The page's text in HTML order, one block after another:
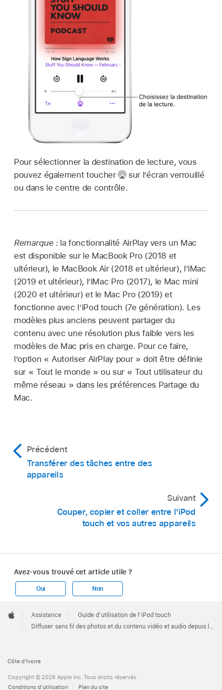
Pour sélectionner la destination de lecture, vous
pouvez également toucher
sur l’écran verrouillé
ou dans le centre de contrôle.
Remarque : la fonctionnalité AirPlay vers un Mac
est disponible sur le MacBook Pro (2018 et
ultérieur), le MacBook Air (2018 et ultérieur), l’iMac
(2019 et ultérieur), l’iMac Pro (2017), le Mac mini
(2020 et ultérieur) et le Mac Pro (2019) et
fonctionne avec l’iPod touch (7e génération). Les
modèles plus anciens peuvent partager du
contenu avec une résolution plus faible vers les
modèles de Mac pris en charge. Pour ce faire,
l’option « Autoriser AirPlay pour » doit être définie
sur « Tout le monde » ou sur « Tout utilisateur du
même réseau » dans les préférences Partage du
Mac.
Précédent
Transférer des tâches entre des
appareils
Suivant
Couper, copier et coller entre l’iPod
touch et vos autres appareils
Avez-vous trouvé cet article utile ?
Oui Non
Footer

Apple
Assistance
Guide d’utilisation de l’iPod touch
Diffuser sans fil des photos et du contenu vidéo et audio depuis l’iPod touch vers un Mac
Côte d’Ivoire
Copyright © 2026 Apple Inc. Tous droits réservés.
Conditions d’utilisation
Plan du site